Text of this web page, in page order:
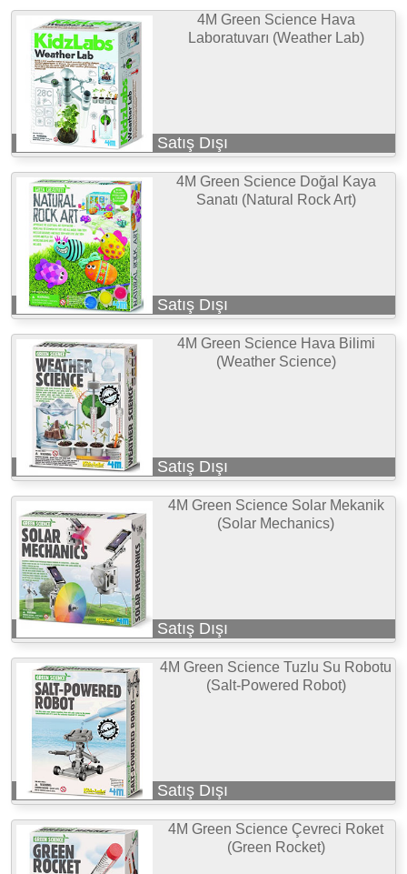
4M Green Science Hava
Laboratuvarı (Weather Lab)
Satış Dışı
4M Green Science Doğal Kaya
Sanatı (Natural Rock Art)
Satış Dışı
4M Green Science Hava Bilimi
(Weather Science)
Satış Dışı
4M Green Science Solar Mekanik
(Solar Mechanics)
Satış Dışı
4M Green Science Tuzlu Su Robotu
(Salt-Powered Robot)
Satış Dışı
4M Green Science Çevreci Roket
(Green Rocket)